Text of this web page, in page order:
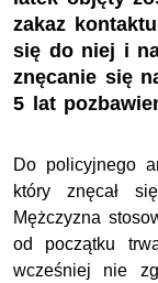
zakaz
się do niej i
znęcanie się
5 lat
Do policyjnego
który znęcał
Mężczyzna
od początku
wcześniej nie